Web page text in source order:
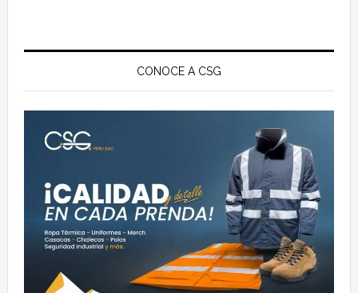
Barra
principal
CONOCE A CSG